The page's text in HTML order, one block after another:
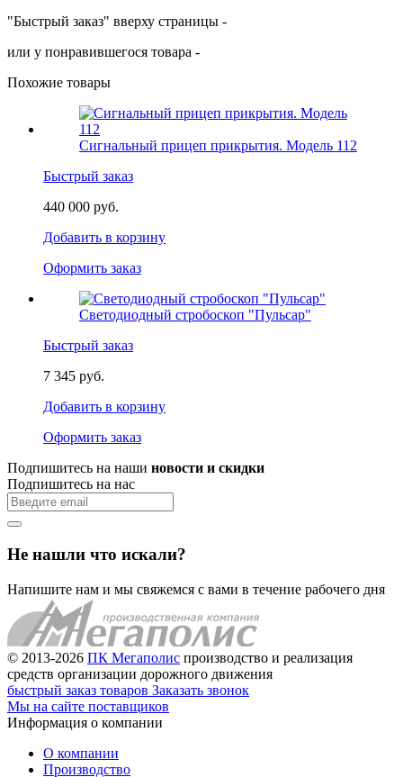
"Быстрый заказ" вверху страницы -
или у понравившегося товара -
Похожие товары
Сигнальный прицеп прикрытия. Модель 112
Быстрый заказ
440 000 руб.
Добавить в корзину
Оформить заказ
Светодиодный стробоскоп "Пульсар"
Быстрый заказ
7 345 руб.
Добавить в корзину
Оформить заказ
Подпишитесь на наши новости и скидки
Подпишитесь на нас
Не нашли что искали?
Напишите нам и мы свяжемся с вами в течение рабочего дня
© 2013-2026 ПК Мегаполис производство и реализация
средств организации дорожного движения
быстрый заказ товаров Заказать звонок
Мы на сайте поставщиков
Информация о компании
О компании
Производство